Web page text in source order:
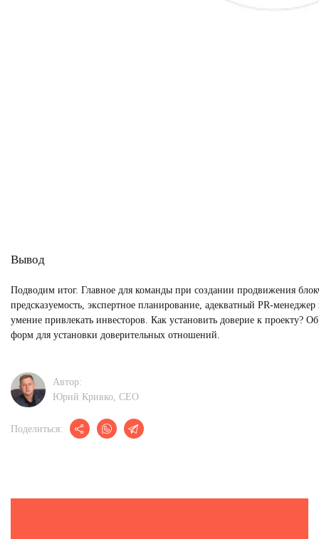
Вывод
Подводим итог. Главное для команды при создании продвижения
предсказуемость, экспертное планирование, адекватный PR-
умение привлекать инвесторов. Как установить доверие к проекту?
форм для установки доверительных отношений.
Автор:
Юрий Кривко, CEО
Поделиться: